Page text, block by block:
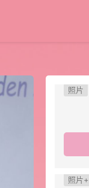
照片
照片